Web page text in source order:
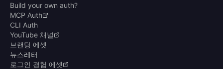
Build your own auth?
MCP Auth
CLI Auth
YouTube 채널
브랜딩 에셋
뉴스레터
로그인 경험 에셋